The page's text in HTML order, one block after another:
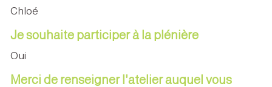
Chloé
Je souhaite participer à la plénière
Oui
Merci de renseigner l'atelier auquel vous